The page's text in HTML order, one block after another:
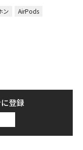
ン
AirPods
登録